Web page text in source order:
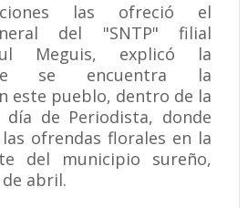
las ofreció el
del "SNTP" filial
Meguis, explicó la
se encuentra la
este pueblo, dentro de la
día de Periodista, donde
ofrendas florales en la
del municipio sureño,
abril.